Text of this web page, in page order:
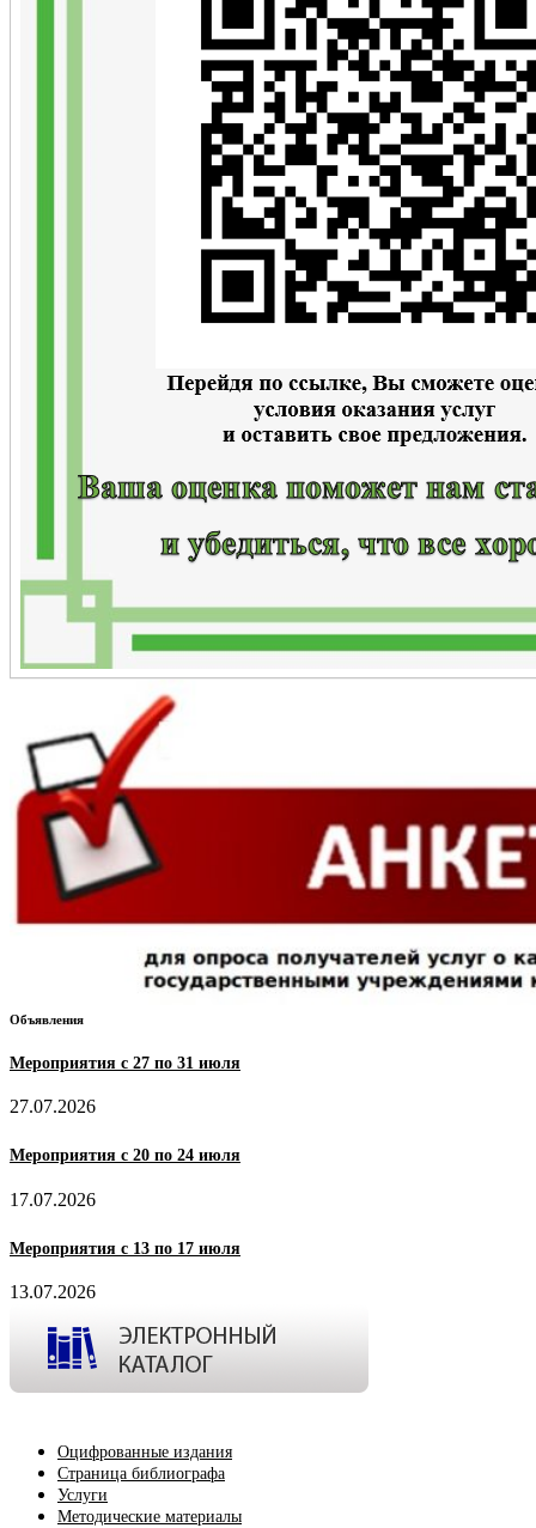
Объявления
Мероприятия с 27 по 31 июля
27.07.2026
Мероприятия с 20 по 24 июля
17.07.2026
Мероприятия с 13 по 17 июля
13.07.2026
Оцифрованные издания
Страница библиографа
Услуги
Методические материалы